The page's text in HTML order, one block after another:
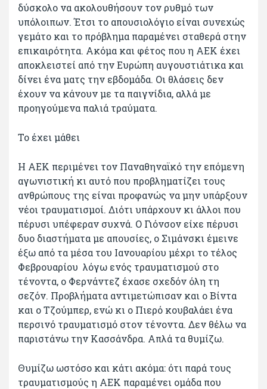
δύσκολο να ακολουθήσουν τον ρυθμό των
υπόλοιπων. Έτσι το απουσιολόγιο είναι συνεχώς
γεμάτο και το πρόβλημα παραμένει σταθερά στην
επικαιρότητα. Ακόμα και φέτος που η ΑΕΚ έχει
αποκλειστεί από την Ευρώπη αυγουστιάτικα και
δίνει ένα ματς την εβδομάδα. Οι θλάσεις δεν
έχουν να κάνουν με τα παιγνίδια, αλλά με
προηγούμενα παλιά τραύματα.
Το έχει μάθει
Η ΑΕΚ περιμένει τον Παναθηναϊκό την επόμενη
αγωνιστική κι αυτό που προβληματίζει τους
ανθρώπους της είναι προφανώς να μην υπάρξουν
νέοι τραυματισμοί. Διότι υπάρχουν κι άλλοι που
πέρυσι υπέφεραν συχνά. Ο Γιόνσον είχε πέρυσι
δυο διαστήματα με απουσίες, ο Σιμάνσκι έμεινε
έξω από τα μέσα του Ιανουαρίου μέχρι το τέλος
Φεβρουαρίου λόγω ενός τραυματισμού στο
τένοντα, ο Φερνάντεζ έχασε σχεδόν όλη τη
σεζόν. Προβλήματα αντιμετώπισαν και ο Βίντα
και ο Τζούμπερ, ενώ κι ο Πιερό κουβαλάει ένα
περσινό τραυματισμό στον τένοντα. Δεν θέλω να
παριστάνω την Κασσάνδρα. Απλά τα θυμίζω.
Θυμίζω ωστόσο και κάτι ακόμα: ότι παρά τους
τραυματισμούς η ΑΕΚ παραμένει ομάδα που